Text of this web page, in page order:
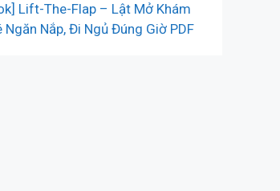
Lift-The-Flap – Lật Mở Khám
Ngăn Nắp, Đi Ngủ Đúng Giờ PDF